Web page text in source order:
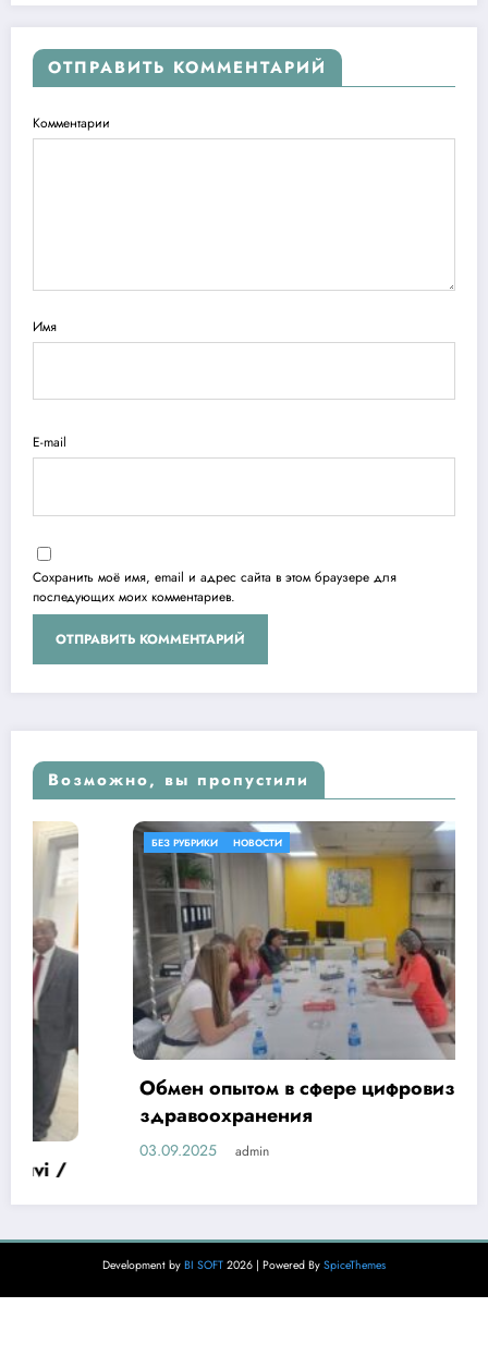
ОТПРАВИТЬ КОММЕНТАРИЙ
Комментарии
Имя
E-mail
Сохранить моё имя, email и адрес сайта в этом браузере для
последующих моих комментариев.
Возможно, вы пропустили
НОВОСТИ
Обмен опытом в сфере цифровизации
здравоохранения
admin
Development by BI SOFT 2026 | Powered By SpiceThemes